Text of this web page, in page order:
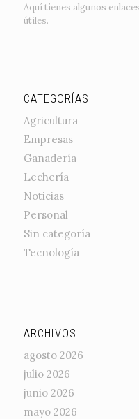
Aquí tienes algunos
útiles.
CATEGORÍAS
Agricultura
Empresas
Ganadería
Lechería
Noticias
Personal
Sin categoría
Tecnología
ARCHIVOS
agosto 2026
julio 2026
junio 2026
mayo 2026